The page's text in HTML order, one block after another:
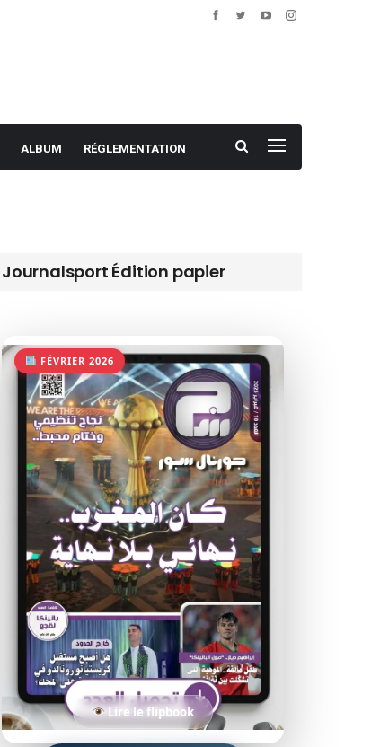
ALBUM RÉGLEMENTATION
Journalsport Édition papier
FÉVRIER 2026
Lire le flipbook